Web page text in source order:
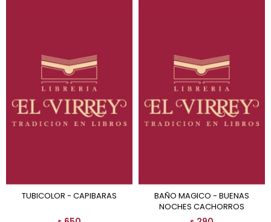
TUBICOLOR - CAPIBARAS
BAÑO MAGICO - BUENAS
NOCHES CACHORROS